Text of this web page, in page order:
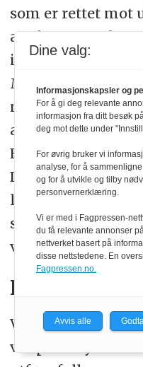
som er rettet mot
analytten, er det
ikke er en lineær
Mentormetoden
når
antistoffer.
Et visst unntak
Dersom en
laboratorium som
samme metode,
vurderes.
Konklusjon
Vi har innført
vår prosedyre
Dine valg:
Informasjonskapsler og
For å gi deg relevante
informasjon fra ditt besøk
deg mot dette under
For øvrig bruker vi
analyse, for å
og for å utvikle og tilby
personvernerklæring.
Vi er med i Fagpressen-
du få relevante annonser
nettverket basert på
disse nettstedene. En
Fagpressen.no.
Avvis alle